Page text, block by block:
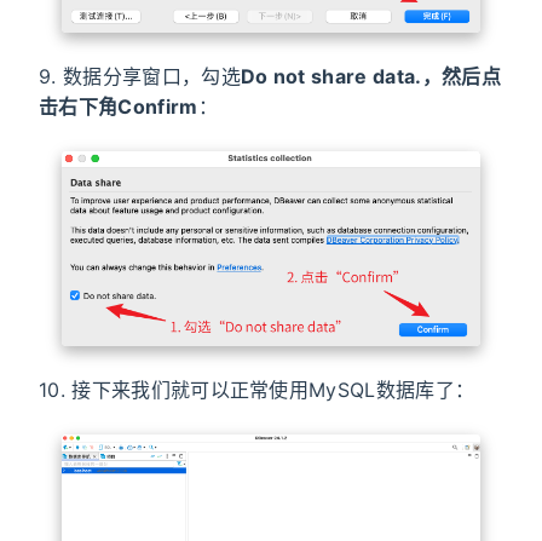
9. 数据分享窗口，勾选Do not share data. ，然后点
击右下角Confirm ：
10. 接下来我们就可以正常使用MySQL数据库了：